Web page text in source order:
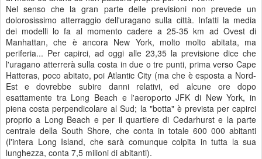
Nel senso che la gran parte delle previsioni non prevede un
dolorosissimo atterraggio dell'uragano sulla città. Infatti la media
dei modelli lo fa al momento cadere a 25-35 km ad Ovest di
Manhattan, che è ancora New York, molto molto abitata, ma
periferia... Per capirci, ad oggi alle 23,35 la previsione dice che
l'uragano atterrerà sulla costa in due o tre punti, prima verso Cape
Hatteras, poco abitato, poi Atlantic City (ma che è esposta a Nord-
Est e dovrebbe subire danni relativi, ed alcune ore dopo
esattamente tra Long Beach e l'aeroporto JFK di New York, in
piena costa perpendicolare al Sud; la "botta" è prevista per capirci
proprio a Long Beach e per il quartiere di Cedarhurst e la parte
centrale della South Shore, che conta in totale 600 000 abitanti
(l'intera Long Island, che sarà comunque colpita in tutta la sua
lunghezza, conta 7,5 milioni di abitanti).